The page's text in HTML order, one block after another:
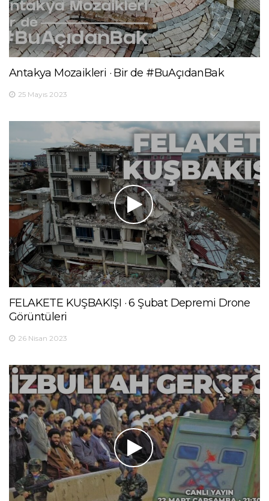
Antakya Mozaikleri · Bir de #BuAçıdanBak
25 Mayıs 2023
FELAKETE KUŞBAKIŞI · 6 Şubat Depremi Drone
Görüntüleri
26 Nisan 2023